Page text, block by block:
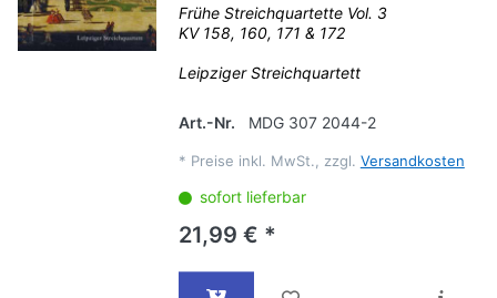
Frühe Streichquartette Vol. 3
KV 158, 160, 171 & 172
Leipziger Streichquartett
Art.-Nr. MDG 307 2044-2
* Preise inkl. MwSt., zzgl. Versandkosten
sofort lieferbar
21,99 € *